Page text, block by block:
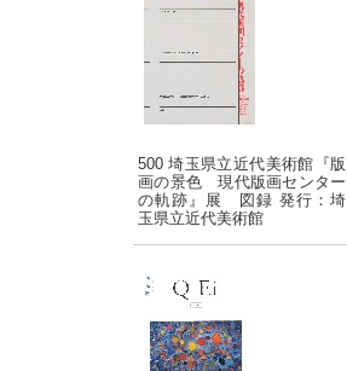
500 埼玉県立近代美術館『版
画の景色 現代版画センター
の軌跡』展 図録 発行：埼
玉県立近代美術館